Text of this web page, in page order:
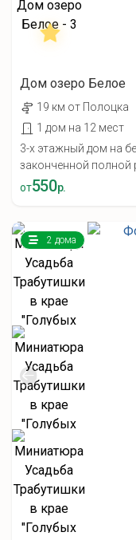
Дом озеро Белое
19 км от Полоцка
1 дом на 12 мест
3-х этажный дом на
законченной полной
от550р.
2 дома